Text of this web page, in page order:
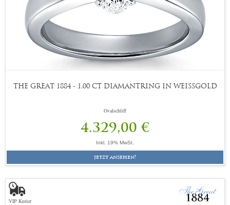
THE GREAT 1884 - 1,00 CT DIAMANTRING IN WEISSGOLD
Ovalschliff
4.329,00 €
Inkl. 19% MwSt.
jetzt ansehen!
VIP Kurier